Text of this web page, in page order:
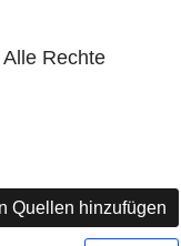
Rechte
Quellen hinzufügen